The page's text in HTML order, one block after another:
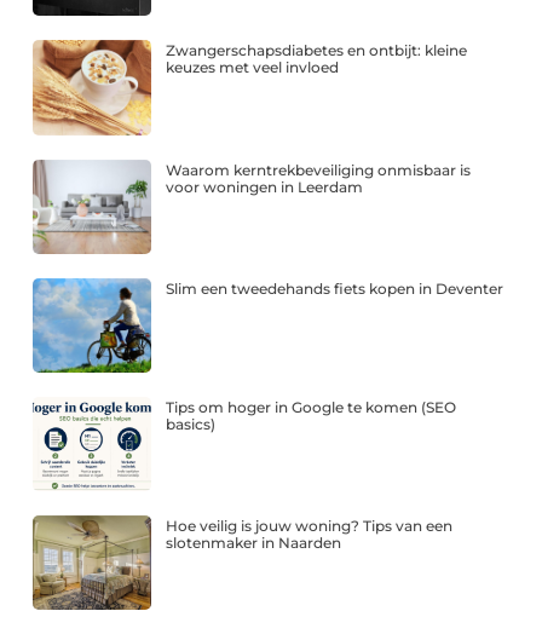
Zwangerschapsdiabetes en ontbijt: kleine
keuzes met veel invloed
Waarom kerntrekbeveiliging onmisbaar is
voor woningen in Leerdam
Slim een tweedehands fiets kopen in Deventer
Tips om hoger in Google te komen (SEO
basics)
Hoe veilig is jouw woning? Tips van een
slotenmaker in Naarden